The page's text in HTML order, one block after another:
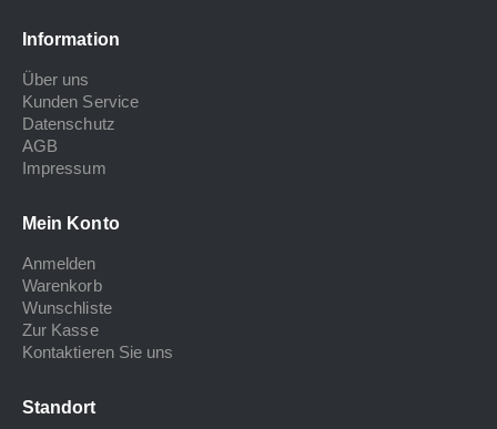
Information
Über uns
Kunden Service
Datenschutz
AGB
Impressum
Mein Konto
Anmelden
Warenkorb
Wunschliste
Zur Kasse
Kontaktieren Sie uns
Standort